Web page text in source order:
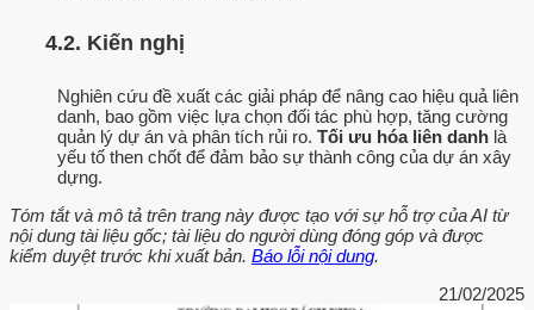
4.2. Kiến nghị
Nghiên cứu đề xuất các giải pháp để nâng cao hiệu quả liên
danh, bao gồm việc lựa chọn đối tác phù hợp, tăng cường
quản lý dự án và phân tích rủi ro. Tối ưu hóa liên danh là
yếu tố then chốt để đảm bảo sự thành công của dự án xây
dựng.
Tóm tắt và mô tả trên trang này được tạo với sự hỗ trợ của AI từ
nội dung tài liệu gốc; tài liệu do người dùng đóng góp và được
kiểm duyệt trước khi xuất bản. Báo lỗi nội dung.
21/02/2025